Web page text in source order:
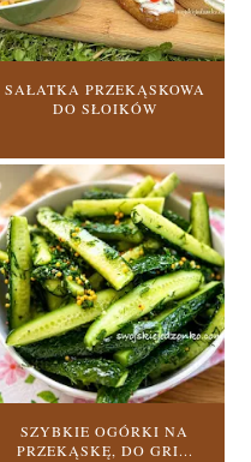
SAŁATKA PRZEKĄSKOWA
DO SŁOIKÓW
SZYBKIE OGÓRKI NA
PRZEKĄSKĘ, DO GRI...